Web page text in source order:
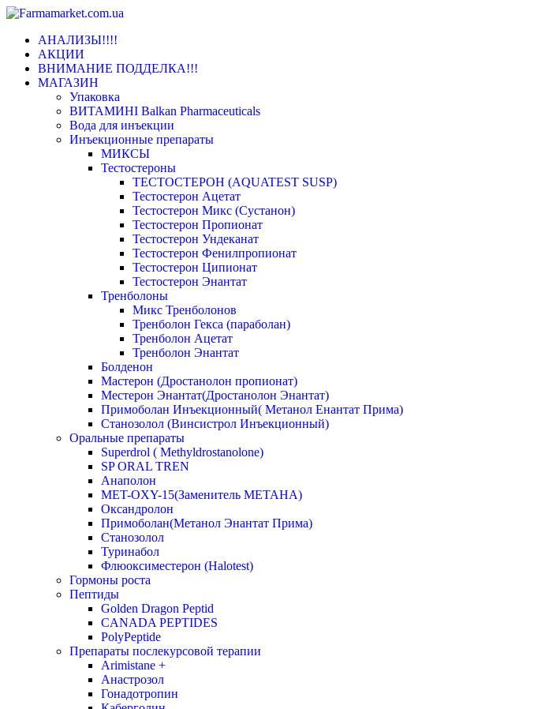
навигациюАНАЛИЗЫ!!!!
АКЦИИ
ВНИМАНИЕ ПОДДЕЛКА!!!
МАГАЗИН
Упаковка
ВИТАМИНІ Balkan Pharmaceuticals
Вода для инъекции
Инъeкциoнныe препараты
МИКСЫ
Тестостероны
ТЕСТОСТЕРОН (AQUATEST SUSP)
Тестостерон Ацетат
Тестостерон Микс (Сустанон)
Тестостерон Пропионат
Тестостерон Ундеканат
Тестостерон Фенилпропионат
Тестостерон Ципионат
Тестостерон Энантат
Тренболоны
Микс Тренболонов
Тренболон Гекса (параболан)
Тренболон Ацетат
Тренболон Энантат
Болденон
Мастерон (Дростанолон пропионат)
Местерон Энантат(Дростанолон Энантат)
Примоболан Инъекционный( Метанол Енантат Прима)
Станозолол (Винсистрол Инъекционный)
Оральные препараты
Superdrol ( Methyldrostanolone)
SP ORAL TREN
Анаполон
MET-OXY-15(Заменитель МЕТАНА)
Оксандролон
Примоболан(Метанол Энантат Прима)
Станoзолол
Туринабол
Флюоксиместерон (Halotest)
Гормоны роста
Пептиды
Golden Dragon Peptid
CANADA PEPTIDES
PolyPeptide
Препараты послекурсовой терапии
Arimistane +
Анастрозол
Гонадотропин